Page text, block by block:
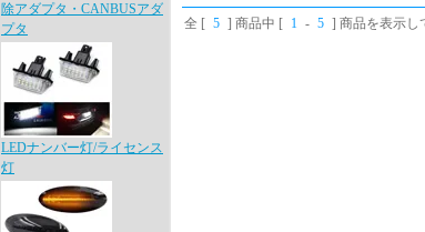
除アダプタ・CANBUSアダ
プタ
LEDナンバー灯/ライセンス
灯
全 [ 5 ] 商品中 [ 1 - 5 ] 商品を表示し